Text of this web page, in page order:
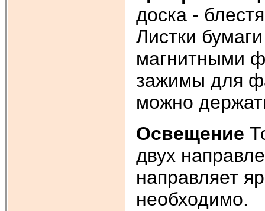
доска -
Листки
магнитными
зажимы для
можно
Освещение
двух
направляет
необходимо.